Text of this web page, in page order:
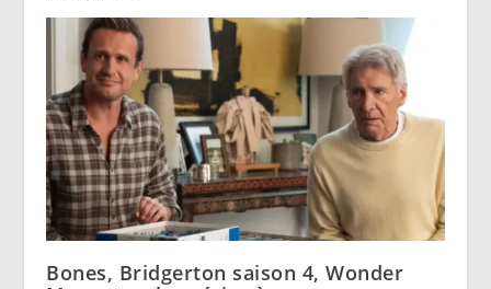
Bones, Bridgerton saison 4, Wonder